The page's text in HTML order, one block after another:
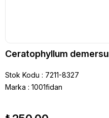
Ceratophyllum
Stok Kodu
7211-8327
Marka : 1001fidan